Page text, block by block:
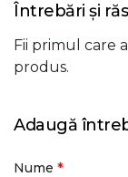
Întrebări și
Fii primul care
produs.
Adaugă
Nume *